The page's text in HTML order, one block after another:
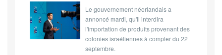
Le gouvernement néerlandais a
annoncé mardi, qu'il interdira
l'importation de produits provenant des
colonies israéliennes à compter du 22
septembre.